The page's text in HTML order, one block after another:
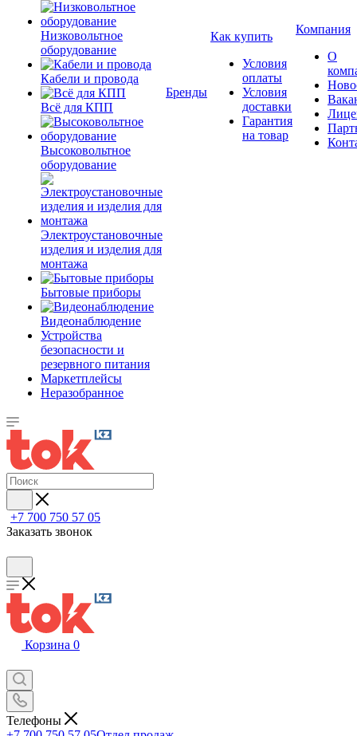
Низковольтное
оборудование
Кабели и провода
Всё для КПП
Высоковольтное
оборудование
Электроустановочные
изделия и изделия для
монтажа
Бытовые приборы
Видеонаблюдение
Устройства
безопасности и
резервного питания
Маркетплейсы
Неразобранное
Бренды
Как купить
Условия
оплаты
Условия
доставки
Гарантия
на товар
Компания
О
+7 700 750 57 05
Заказать звонок
Корзина 0
Телефоны